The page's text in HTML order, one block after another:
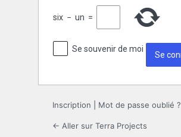
six − un =
Se souvenir de moi
Inscription Mot de passe oublié ?
← Aller sur Terra Projects